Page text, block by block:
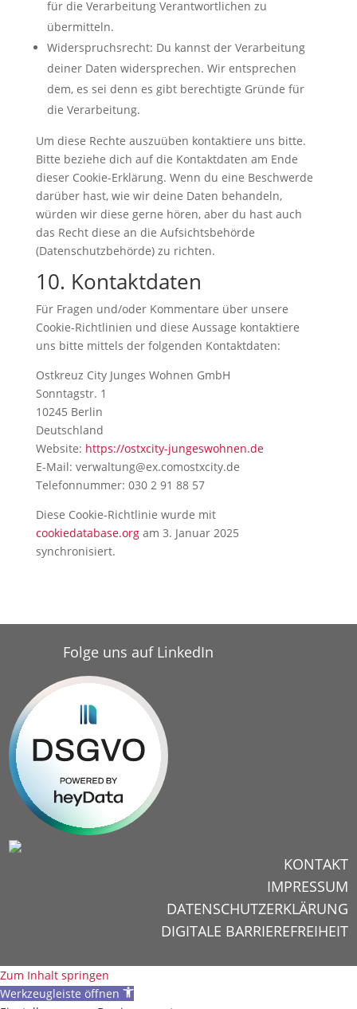
für die Verarbeitung Verantwortlichen zu
übermitteln.
Widerspruchsrecht: Du kannst der Verarbeitung
deiner Daten widersprechen. Wir entsprechen
dem, es sei denn es gibt berechtigte Gründe für
die Verarbeitung.
Um diese Rechte auszuüben kontaktiere uns bitte.
Bitte beziehe dich auf die Kontaktdaten am Ende
dieser Cookie-Erklärung. Wenn du eine Beschwerde
darüber hast, wie wir deine Daten behandeln,
würden wir diese gerne hören, aber du hast auch
das Recht diese an die Aufsichtsbehörde
(Datenschutzbehörde) zu richten.
10. Kontaktdaten
Für Fragen und/oder Kommentare über unsere
Cookie-Richtlinien und diese Aussage kontaktiere
uns bitte mittels der folgenden Kontaktdaten:
Ostkreuz City Junges Wohnen GmbH
Sonntagstr. 1
10245 Berlin
Deutschland
Website: https://ostxcity-jungeswohnen.de
E-Mail: verwaltung@ex.comostxcity.de
Telefonnummer: 030 2 91 88 57
Diese Cookie-Richtlinie wurde mit
cookiedatabase.orgam 3. Januar 2025
synchronisiert.
Folge uns auf LinkedIn
KONTAKT
IMPRESSUM
DATENSCHUTZERKLÄRUNG
DIGITALE BARRIEREFREIHEIT
Zum Inhalt springen
Werkzeugleiste öffnen